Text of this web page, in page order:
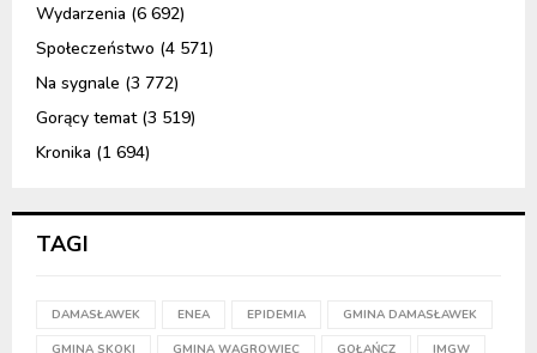
Wydarzenia (6 692)
Społeczeństwo (4 571)
Na sygnale (3 772)
Gorący temat(3 519)
Kronika (1 694)
TAGI
DAMASŁAWEK ENEA EPIDEMIA GMINA DAMASŁAWEK
GMINA SKOKI GMINA WĄGROWIEC GOŁAŃCZ IMGW